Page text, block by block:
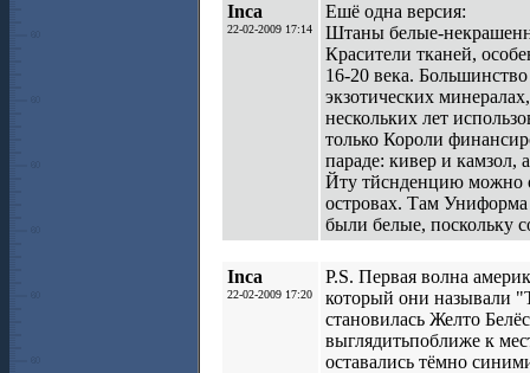
Inca
22-02-2009 17:14
Ешё одна версия:
Штаны белые-
Красители тканей,
16-20 века.
экзотических
нескольких лет
только Короли
параде: кивер и камзол,
Йту тйснденцию можно
островах. Там Униформа
были белые, поскольку
Inca
22-02-2009 17:20
P.S. Первая волна
который они называли
становилась Желто
выглядитьпоближе к
оставались тёмно